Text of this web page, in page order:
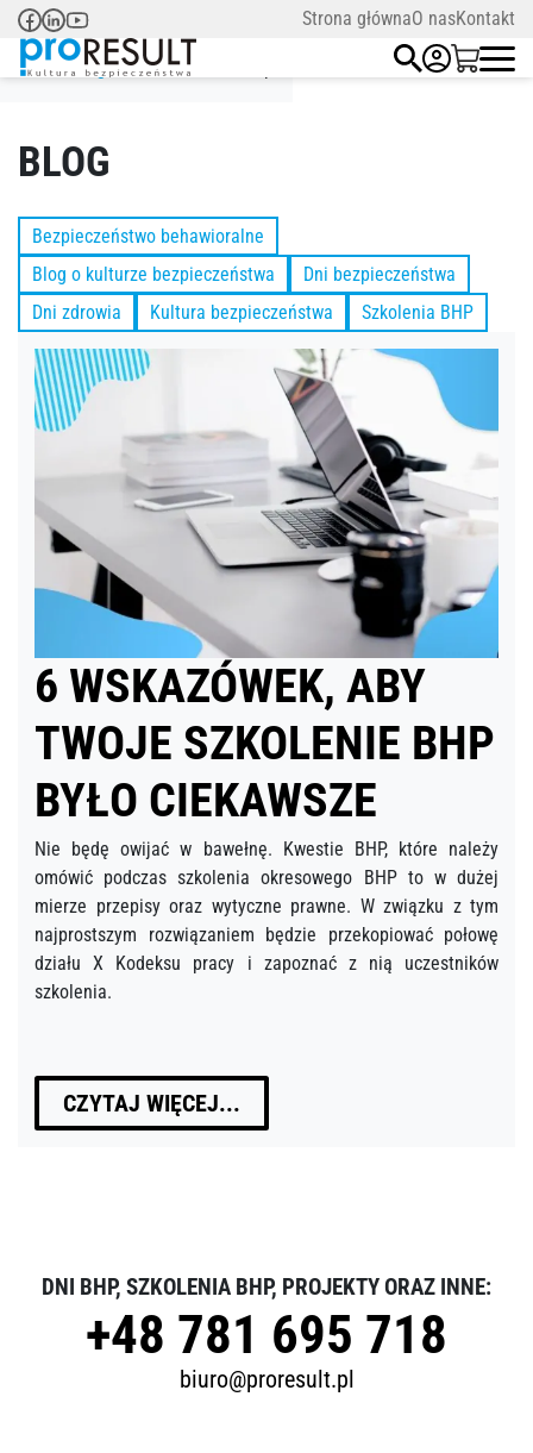
Strona głównaO nasKontakt
Strona główna/szkolenie bhp
BLOG
Bezpieczeństwo behawioralne
Blog o kulturze bezpieczeństwa
Dni bezpieczeństwa
Dni zdrowia
Kultura bezpieczeństwa Szkolenia BHP
6 WSKAZÓWEK, ABY
TWOJE SZKOLENIE BHP
BYŁO CIEKAWSZE
Nie będę owijać w bawełnę. Kwestie BHP, które należy
omówić podczas szkolenia okresowego BHP to w dużej
mierze przepisy oraz wytyczne prawne. W związku z tym
najprostszym rozwiązaniem będzie przekopiować połowę
działu X Kodeksu pracy i zapoznać z nią uczestników
szkolenia.
CZYTAJ WIĘCEJ...
DNI BHP, SZKOLENIA BHP, PROJEKTY ORAZ INNE:
+48 781 695 718
biuro@proresult.pl